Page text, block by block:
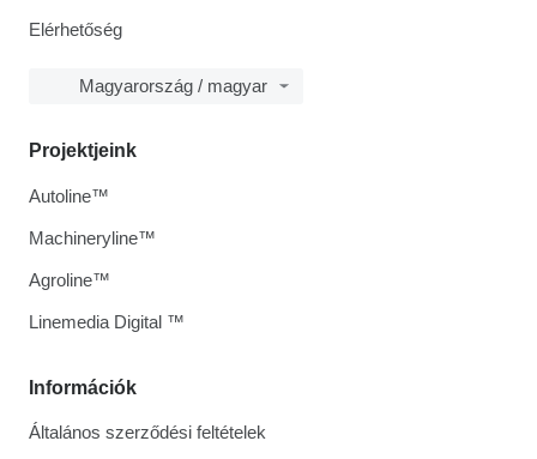
Elérhetőség
Magyarország / magyar
Információk
Általános szerződési feltételek
Projektjeink
Autoline™
Machineryline™
Agroline™
Linemedia Digital ™